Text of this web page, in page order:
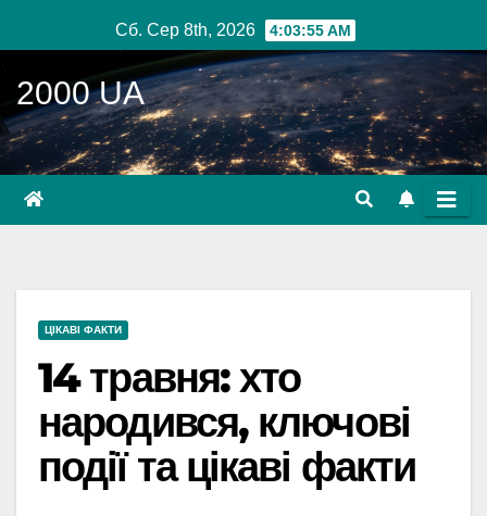
до
вмісту
Сб. Сер 8th, 2026 4:03:56 AM
2000 UA
ЦІКАВІ ФАКТИ
14 травня: хто
народився, ключові
події та цікаві факти